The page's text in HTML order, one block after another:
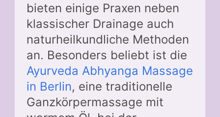
bieten einige Praxen neben
klassischer Drainage auch
naturheilkundliche Methoden
an. Besonders beliebt ist die
Ayurveda Abhyanga Massage
in Berlin, eine traditionelle
Ganzkörpermassage mit